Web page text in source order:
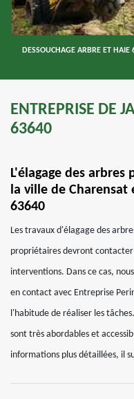
DESSOUCHAGE ARBRE ET HAIE
ENTREPRISE DE
63640
L'élagage des arbres
la ville de Charensat
63640
Les travaux d'élagage des
propriétaires devront
interventions. Dans ce cas,
en contact avec Entreprise
l'habitude de réaliser les
sont très abordables et
informations plus détaillées, il